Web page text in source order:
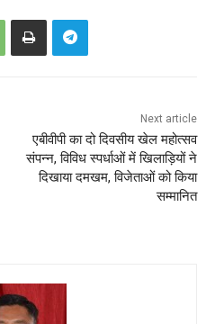
Next article
एबीवीपी का दो दिवसीय खेल महोत्सव
संपन्न, विविध स्पर्धाओं में खिलाड़ियों ने
दिखाया दमखम, विजेताओं को किया
सम्मानित